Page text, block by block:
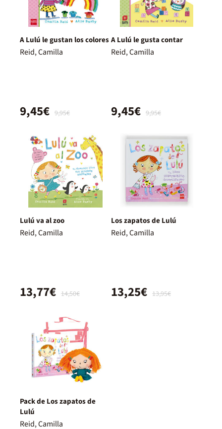
A Lulú le gustan los colores
Reid, Camilla
9,95€
9,45€
A Lulú le gusta contar
Reid, Camilla
9,95€
9,45€
Lulú va al zoo
Reid, Camilla
14,50€
13,77€
Los zapatos de Lulú
Reid, Camilla
13,95€
13,25€
Pack de Los zapatos de
Lulú
Reid, Camilla